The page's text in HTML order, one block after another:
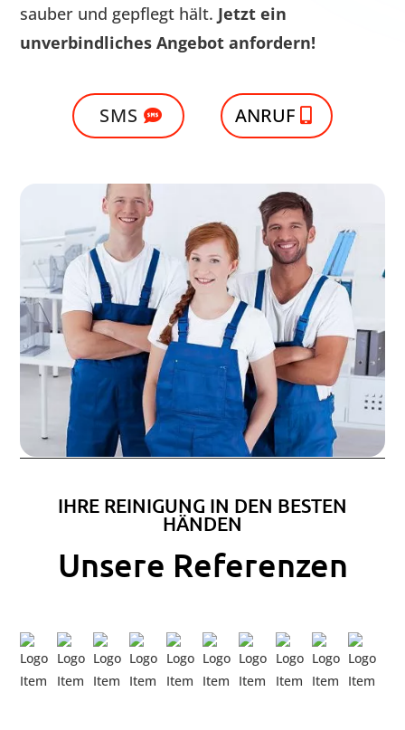
sauber und gepflegt hält. Jetzt ein
unverbindliches Angebot anfordern!
SMS ANRUF
IHRE REINIGUNG IN DEN BESTEN
HÄNDEN
Unsere Referenzen